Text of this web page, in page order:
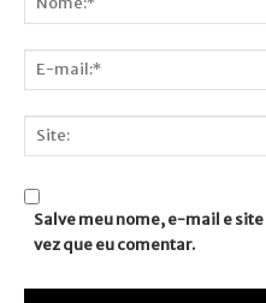
mail:*
Salve meu nome, e-mail e
vez que eu comentar.